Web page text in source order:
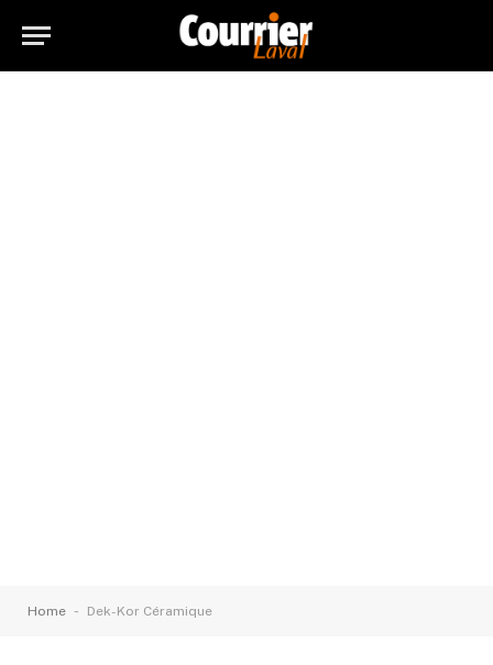
Home - Dek-Kor Céramique